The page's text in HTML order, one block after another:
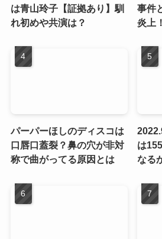
は青山玲子【証拠あり】馴
れ初めや共演は？
事件
炎上
パーパーほしのディスコは
口唇口蓋裂？鼻の穴が非対
称で曲がってる原因とは
は
なる